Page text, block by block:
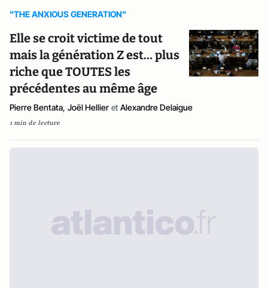
"THE ANXIOUS GENERATION"
Elle se croit victime de tout
mais la génération Z est… plus
riche que TOUTES les
précédentes au même âge
Pierre Bentata, Joël Hellier et Alexandre Delaigue
1 min de lecture